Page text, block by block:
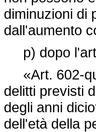
diminuzioni di
dall'aumento
p) dopo
«Art. 602-
delitti previsti
degli anni
dell'età della